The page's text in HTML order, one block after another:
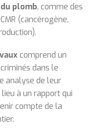
plomb, comme des
(cancérogène,
comprend un
dans le
analyse de leur
à un rapport qui
compte de la